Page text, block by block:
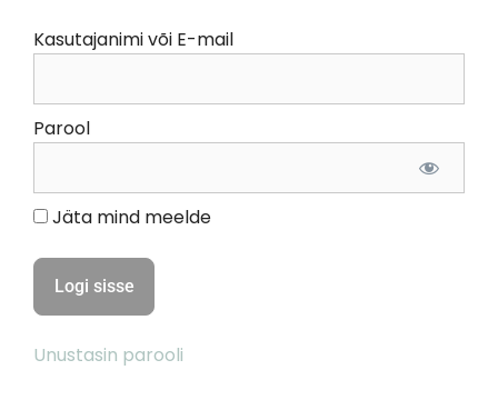
Kasutajanimi või E-mail
Parool
Jäta mind meelde
Unustasin parooli